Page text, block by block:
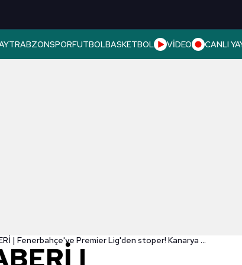
TRABZONSPORFUTBOLBASKETBOL VİDEO CANLI
TRANSFER HABERİ | Fenerbahçe'ye Premier Lig'den stoper! Kanarya devlerle yarışta
|